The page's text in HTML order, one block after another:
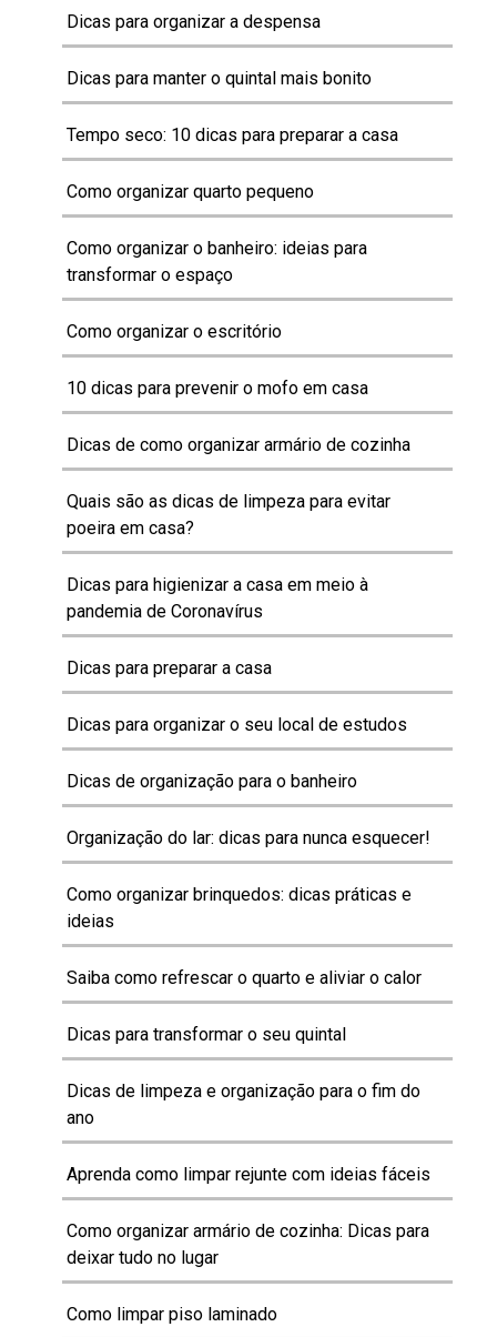
Dicas para organizar a despensa
Dicas para manter o quintal mais bonito
Tempo seco: 10 dicas para preparar a casa
Como organizar quarto pequeno
Como organizar o banheiro: ideias para
transformar o espaço
Como organizar o escritório
10 dicas para prevenir o mofo em casa
Dicas de como organizar armário de cozinha
Quais são as dicas de limpeza para evitar
poeira em casa?
Dicas para higienizar a casa em meio à
pandemia de Coronavírus
Dicas para preparar a casa
Dicas para organizar o seu local de estudos
Dicas de organização para o banheiro
Organização do lar: dicas para nunca esquecer!
Como organizar brinquedos: dicas práticas e
ideias
Saiba como refrescar o quarto e aliviar o calor
Dicas para transformar o seu quintal
Dicas de limpeza e organização para o fim do
ano
Aprenda como limpar rejunte com ideias fáceis
Como organizar armário de cozinha: Dicas para
deixar tudo no lugar
Como limpar piso laminado